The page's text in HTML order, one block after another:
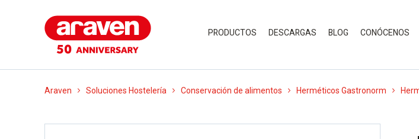
PRODUCTOS DESCARGAS BLOG CONÓCENOS
Araven Soluciones Hostelería Conservación de alimentos Herméticos Gastronorm